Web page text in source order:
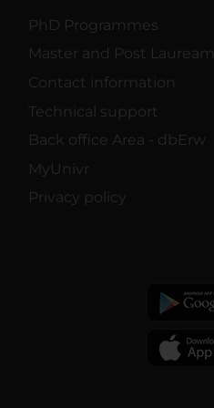
PhD Programmes
Master and Post Lauream
Contact information
Technical support
Back office Area - dbErw
MyUnivr
Privacy policy